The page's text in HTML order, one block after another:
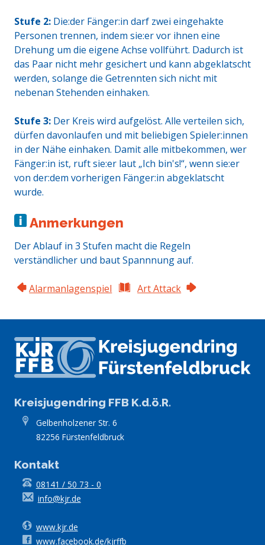
Stufe 2:Die:der Fänger:in darf zwei eingehakte
Personen trennen, indem sie:er vor ihnen eine
Drehung um die eigene Achse vollführt. Dadurch ist
das Paar nicht mehr gesichert und kann abgeklatscht
werden, solange die Getrennten sich nicht mit
nebenan Stehenden einhaken.
Stufe 3:Der Kreis wird aufgelöst. Alle verteilen sich,
dürfen davonlaufen und mit beliebigen Spieler:innen
in der Nähe einhaken. Damit alle mitbekommen, wer
Fänger:in ist, ruft sie:er laut „Ich bin's!“, wenn sie:er
von der:dem vorherigen Fänger:in abgeklatscht
wurde.
Anmerkungen
Der Ablauf in 3 Stufen macht die Regeln
verständlicher und baut Spannnung auf.
Alarmanlagenspiel Art Attack
Kreisjugendring FFB K.d.ö.R.
Gelbenholzener Str. 6
82256 Fürstenfeldbruck
Kontakt
08141 / 50 73 - 0
info@kjr.de
www.kjr.de
www.facebook.de/kjrffb